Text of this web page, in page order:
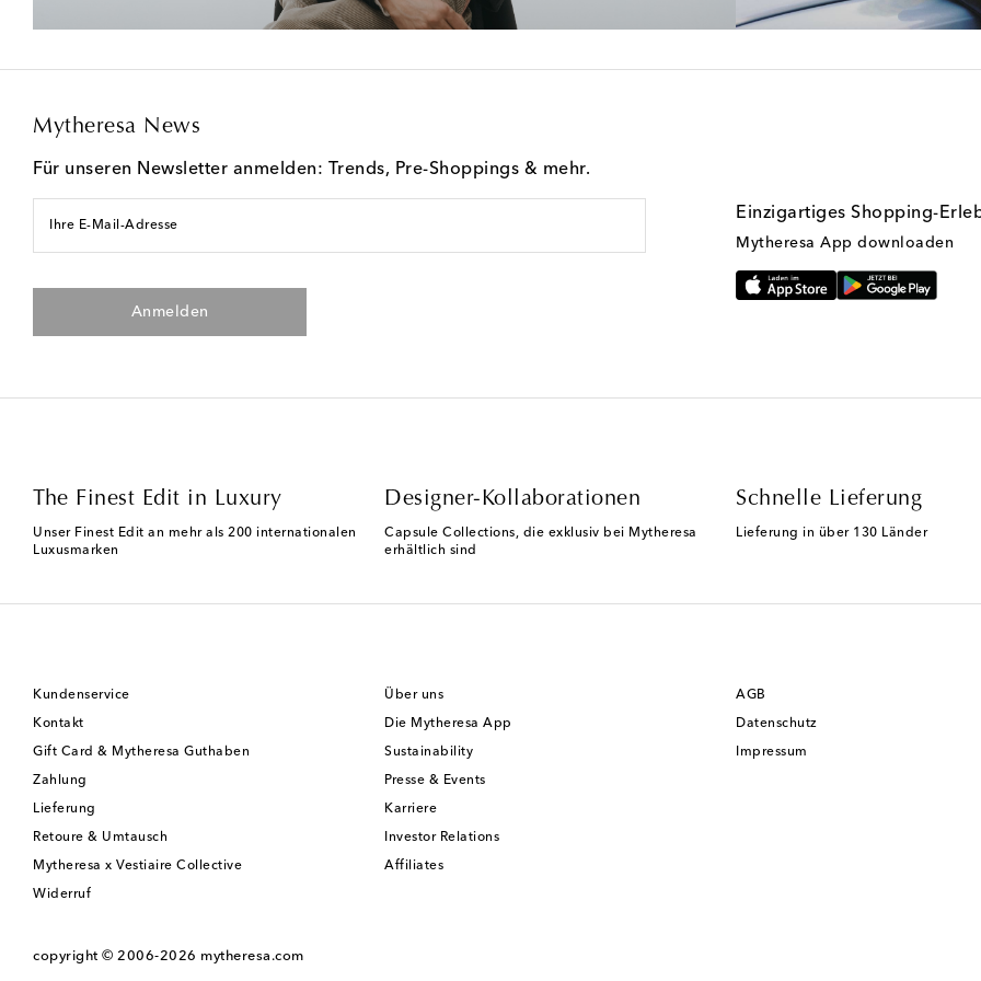
Mytheresa News
Für unseren Newsletter anmelden: Trends, Pre-Shoppings & mehr.
Ihre E-Mail-Adresse
Anmelden
Einzigartiges Shopping-
Mytheresa App downloaden
The Finest Edit in Luxury
Unser Finest Edit an mehr als 200 internationalen
Luxusmarken
Designer-Kollaborationen
Capsule Collections, die exklusiv bei Mytheresa
erhältlich sind
Schnelle Lieferung
Lieferung in über 130 Länder
Kundenservice
Kontakt
Gift Card & Mytheresa Guthaben
Zahlung
Lieferung
Retoure & Umtausch
Mytheresa x Vestiaire Collective
Widerruf
Über uns
Die Mytheresa App
Sustainability
Presse & Events
Karriere
Investor Relations
Affiliates
AGB
Datenschutz
Impressum
copyright © 2006-2026 mytheresa.com